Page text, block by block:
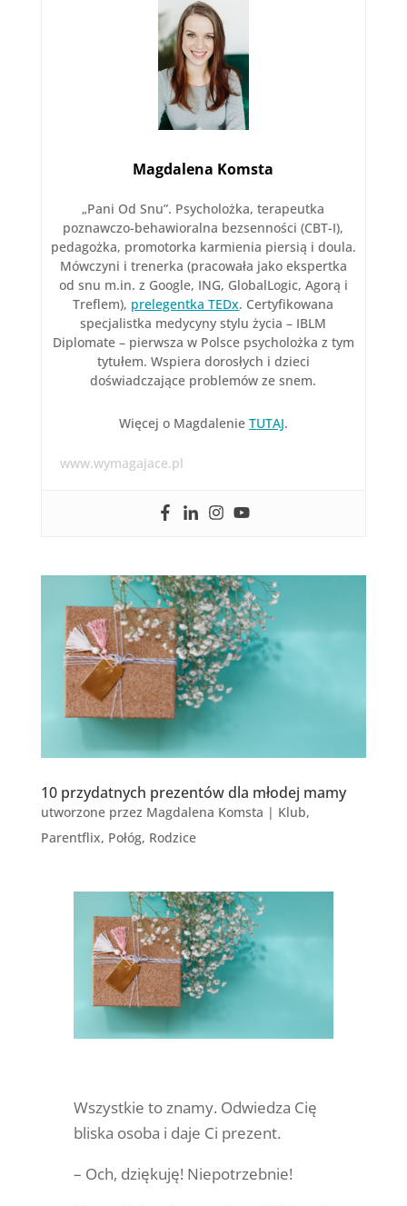
Magdalena Komsta
„Pani Od Snu”. Psycholożka, terapeutka
poznawczo-behawioralna bezsenności (CBT-I),
pedagożka, promotorka karmienia piersią i doula.
Mówczyni i trenerka (pracowała jako ekspertka
od snu m.in. z Google, ING, GlobalLogic, Agorą i
Treflem), prelegentka TEDx. Certyfikowana
specjalistka medycyny stylu życia – IBLM
Diplomate – pierwsza w Polsce psycholożka z tym
tytułem. Wspiera dorosłych i dzieci
doświadczające problemów ze snem.
Więcej o Magdalenie TUTAJ.
www.wymagajace.pl
10 przydatnych prezentów dla młodej mamy
utworzone przez Magdalena Komsta | Klub,
Parentflix, Połóg, Rodzice
Wszystkie to znamy. Odwiedza Cię
bliska osoba i daje Ci prezent.
– Och, dziękuję! Niepotrzebnie!